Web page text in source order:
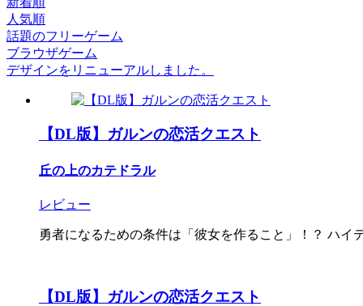
人気順
話題のフリーゲーム
ブラウザゲーム
デザインをリニューアルしました。
【DL版】ガルンの恋活クエスト
丘の上のカテドラル
レビュー
勇者になるための条件は「彼女を作ること」！？ ハイ
【DL版】ガルンの恋活クエスト